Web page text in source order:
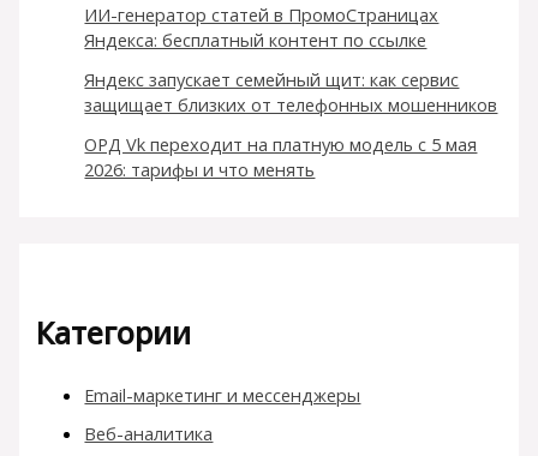
ИИ-генератор статей в ПромоСтраницах
Яндекса: бесплатный контент по ссылке
Яндекс запускает семейный щит: как сервис
защищает близких от телефонных мошенников
ОРД Vk переходит на платную модель с 5 мая
2026: тарифы и что менять
Категории
Email-маркетинг и мессенджеры
Веб-аналитика